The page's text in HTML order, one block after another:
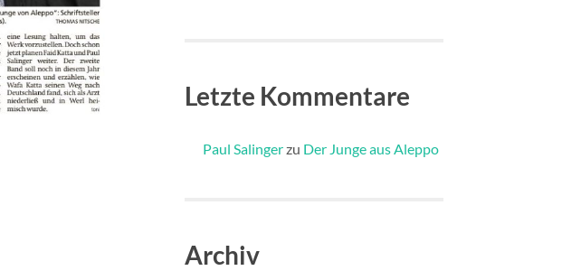
Letzte Kommentare
Paul Salingerzu Der Junge aus Aleppo
Archiv